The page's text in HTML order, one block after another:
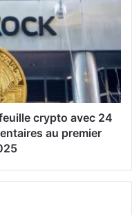
crypto avec 24
au premier